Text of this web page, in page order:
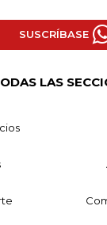
SUSCRÍBASE
LAS